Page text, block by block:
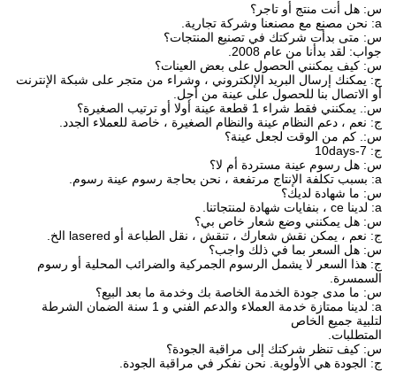
س: هل أنت منتج أو تاجر؟
a: نحن مصنع مع مصنعنا وشركة تجارية.
س: متى بدأت شركتك في تصنيع المنتجات؟
جواب: لقد بدأنا من عام 2008.
س: كيف يمكنني الحصول على بعض العينات؟
ج: يمكنك إرسال البريد الإلكتروني ، وشراء من متجر على شبكة الإنترنت
أو الاتصال بنا للحصول على عينة من أجل.
س:. يمكنني فقط شراء 1 قطعة عينة أولا أو ترتيب الصغيرة؟
ج: نعم ، دعم النظام عينة والنظام الصغيرة ، خاصة للعملاء الجدد.
س:. كم من الوقت لجعل عينة؟
ج: 7-10days
س: هل رسوم عينة مستردة أم لا؟
a: بسبب تكلفة الإنتاج مرتفعة ، نحن بحاجة رسوم عينة رسوم.
س: ما شهادة لديك؟
a: لدينا ce ، بنفايات شهادة لمنتجاتنا.
س: هل يمكنني وضع شعار خاص بي؟
ج: نعم ، يمكن نقش شعارك ، تنقش ، نقل الطباعة أو lasered الخ.
س: هل السعر بما في ذلك واجب؟
ج: هذا السعر لا يشمل الرسوم الجمركية والضرائب المحلية أو رسوم
السمسرة.
س: ما مدى جودة الخدمة الخاصة بك وخدمة ما بعد البيع؟
a: لدينا ممتازة خدمة العملاء والدعم الفني و 1 سنة الضمان الشرطة
لتلبية جميع الخاص
المتطلبات.
س: كيف تنظر شركتك إلى مراقبة الجودة؟
ج: الجودة هي الأولوية.
نحن نفكر في مراقبة الجودة.